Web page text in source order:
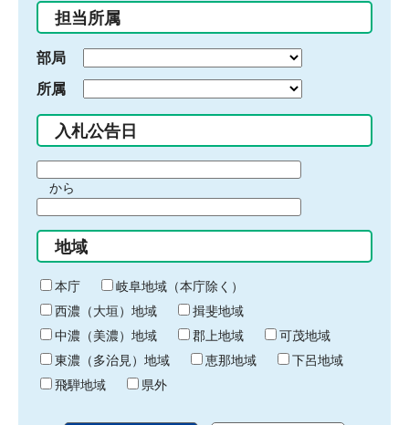
入
力
担当所属
部局
所属
入札公告日
間
始
り
から
間
終
わ
り
地域
本庁
岐阜地域（本庁除く）
西濃（大垣）地域
揖斐地域
中濃（美濃）地域
郡上地域
可茂地域
東濃（多治見）地域
恵那地域
下呂地域
飛騨地域
県外